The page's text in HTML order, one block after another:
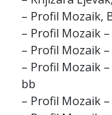
– Profil Mozaik,
– Profil Mozaik
– Profil Mozaik
– Profil Mozaik
bb
– Profil Mozaik